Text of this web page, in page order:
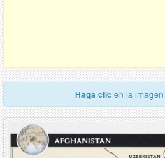
Haga clic en la